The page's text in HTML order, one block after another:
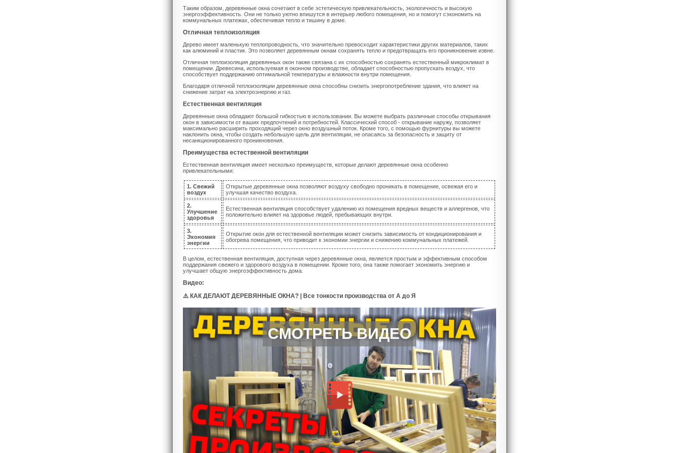
Таким образом, деревянные окна сочетают в себе эстетическую привлекательность, экологичность и высокую
энергоэффективность. Они не только уютно впишутся в интерьер любого помещения, но и помогут сэкономить на
коммунальных платежах, обеспечивая тепло и тишину в доме.
Отличная теплоизоляция
Дерево имеет маленькую теплопроводность, что значительно превосходит характеристики других материалов, таких
как алюминий и пластик. Это позволяет деревянным окнам сохранять тепло и предотвращать его проникновение извне.
Отличная теплоизоляция деревянных окон также связана с их способностью сохранять естественный микроклимат в
помещении. Древесина, используемая в оконном производстве, обладает способностью пропускать воздух, что
способствует поддержанию оптимальной температуры и влажности внутри помещения.
Благодаря отличной теплоизоляции деревянные окна способны снизить энергопотребление здания, что влияет на
снижение затрат на электроэнергию и газ.
Естественная вентиляция
Деревянные окна обладают большой гибкостью в использовании. Вы можете выбрать различные способы открывания
окон в зависимости от ваших предпочтений и потребностей. Классический способ - открывание наружу, позволяет
максимально расширить проходящий через окно воздушный поток. Кроме того, с помощью фурнитуры вы можете
наклонить окна, чтобы создать небольшую щель для вентиляции, не опасаясь за безопасность и защиту от
несанкционированного проникновения.
Преимущества естественной вентиляции
Естественная вентиляция имеет несколько преимуществ, которые делают деревянные окна особенно
привлекательными:
1. Свежий
воздух
Открытые деревянные окна позволяют воздуху свободно проникать в помещение, освежая его и
улучшая качество воздуха.
2.
Улучшение
здоровья
Естественная вентиляция способствует удалению из помещения вредных веществ и аллергенов, что
положительно влияет на здоровье людей, пребывающих внутри.
3.
Экономия
энергии
Открытие окон для естественной вентиляции может снизить зависимость от кондиционирования и
обогрева помещения, что приводит к экономии энергии и снижению коммунальных платежей.
В целом, естественная вентиляция, доступная через деревянные окна, является простым и эффективным способом
поддержания свежего и здорового воздуха в помещении. Кроме того, она также помогает экономить энергию и
улучшает общую энергоэффективность дома.
Видео:
⚠️ КАК ДЕЛАЮТ ДЕРЕВЯННЫЕ ОКНА? | Все тонкости производства от А до Я
СМОТРЕТЬ ВИДЕО